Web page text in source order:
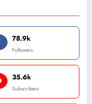
78.9k
Followers
35.6k
Subscribers